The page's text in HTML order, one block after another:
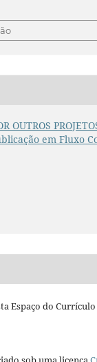
OUTROS
em Fluxo
Espaço do Currículo